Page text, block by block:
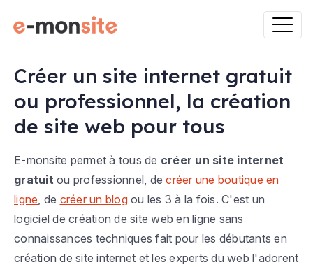
Créer un site internet gratuit
ou professionnel, la création
de site web pour tous
E-monsite permet à tous de créer un site internet
gratuit ou professionnel, decréer une boutique en
ligne , de créer un blogou les 3 à la fois. C'est un
logiciel de création de site web en ligne sans
connaissances techniques fait pour les débutants en
création de site internet et les experts du web l'adorent